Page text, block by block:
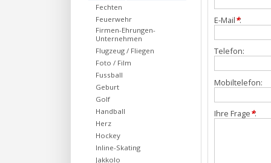
E-Mail*:
Telefon:
Mobiltelefon:
Ihre Frage*:
Fechten
Feuerwehr
Firmen-Ehrungen-
Unternehmen
Flugzeug / Fliegen
Foto / Film
Fussball
Geburt
Golf
Handball
Herz
Hockey
Inline-Skating
Jakkolo